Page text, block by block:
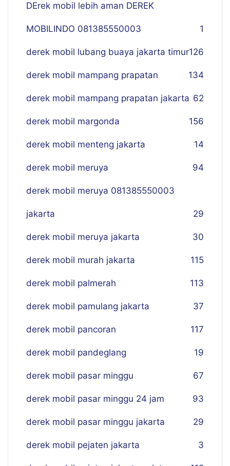
DErek mobil lebih aman DEREK
MOBILINDO 081385550003 1
derek mobil lubang buaya jakarta timur126
derek mobil mampang prapatan 134
derek mobil mampang prapatan jakarta 62
derek mobil margonda 156
derek mobil menteng jakarta 14
derek mobil meruya 94
derek mobil meruya 081385550003
jakarta 29
derek mobil meruya jakarta 30
derek mobil murah jakarta 115
derek mobil palmerah 113
derek mobil pamulang jakarta 37
derek mobil pancoran 117
derek mobil pandeglang 19
derek mobil pasar minggu 67
derek mobil pasar minggu 24 jam 93
derek mobil pasar minggu jakarta 29
derek mobil pejaten jakarta 3